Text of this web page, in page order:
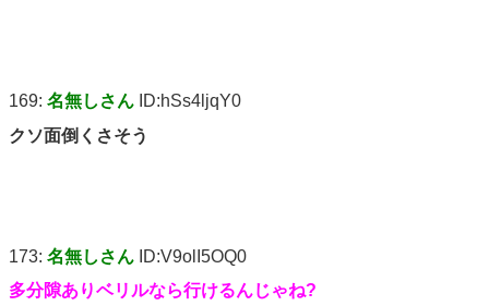
169: 名無しさん ID:hSs4ljqY0
クソ面倒くさそう
173: 名無しさん ID:V9olI5OQ0
多分隙ありベリルなら行けるんじゃね?